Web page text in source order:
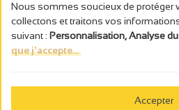
L’abus d’alcool est dangereux pour
Nous sommes soucieux de protéger
collectons et traitons vos
suivant : Personnalisation, Analyse
que j'accepte...
Accepter